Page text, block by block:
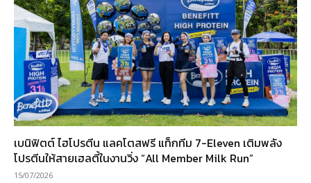
เบนิฟิตต์ ไฮโปรตีน แลคโตสฟรี แท็กทีม 7-Eleven เติมพลัง
โปรตีนให้สายเฮลตี้ในงานวิ่ง “All Member Milk Run”
15/07/2026